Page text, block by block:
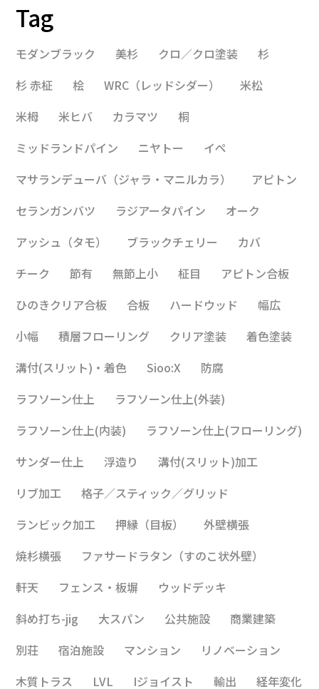
Tag
モダンブラック 美杉 クロ／クロ塗装
杉
杉 赤柾
桧 WRC（レッドシダー）
米松
米栂
米ヒバ カラマツ
桐
ミッドランドパイン
ニヤトー
イペ
マサランデューバ（ジャラ・マニルカラ）
アピトン
セランガンバツ
ラジアータパイン
オーク
アッシュ（タモ）
ブラックチェリー
カバ
チーク
節有 無節上小 柾目
アピトン合板
ひのきクリア合板
合板 ハードウッド
幅広
小幅
積層フローリング クリア塗装
着色塗装
溝付(スリット)・着色
Sioo:X
防腐
ラフソーン仕上
ラフソーン仕上(外装)
ラフソーン仕上(内装)
ラフソーン仕上(フローリング)
サンダー仕上
浮造り
溝付(スリット)加工
リブ加工
格子／スティック／グリッド
ランビック加工
押縁（目板）
外壁横張
焼杉横張
ファサードラタン（すのこ状外壁）
軒天
フェンス・板塀
ウッドデッキ
斜め打ち-jig
大スパン 公共施設
商業建築
別荘
宿泊施設 マンション
リノベーション
木質トラス
LVL Iジョイスト 輸出 経年変化